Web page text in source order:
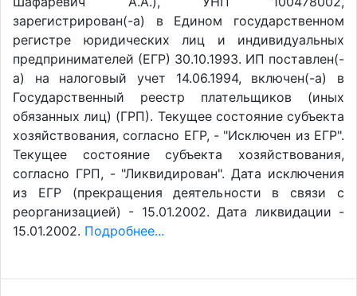
зарегистрирован(-а) в Едином государственном
регистре юридических лиц и индивидуальных
предпринимателей (ЕГР) 30.10.1993. ИП поставлен(-
a) на налоговый учет 14.06.1994, включен(-a) в
Государственный реестр плательщиков (иных
обязанных лиц) (ГРП). Текущее состояние субъекта
хозяйствования, согласно ЕГР, - "Исключен из ЕГР".
Текущее состояние субъекта хозяйствования,
согласно ГРП, - "Ликвидирован". Дата исключения
из ЕГР (прекращения деятельности в связи с
реорганизацией) - 15.01.2002. Дата ликвидации -
15.01.2002. Подробнее...